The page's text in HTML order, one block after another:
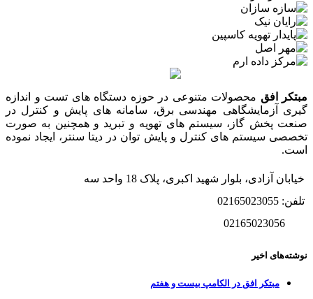
مبتکر افق محصولات متنوعی در حوزه دستگاه های تست و اندازه
گیری آزمایشگاهی مهندسی برق، سامانه های پایش و کنترل در
صنعت پخش گاز، سیستم های تهویه و تبرید و همچنین به صورت
تخصصی سیستم های کنترل و پایش توان در دیتا سنتر، ایجاد نموده
است.
خیابان آزادی، بلوار شهید اکبری، پلاک 18 واحد سه
تلفن: 02165023055
نوشته‌های اخیر
مبتکر افق در الکامپ بیست و هفتم